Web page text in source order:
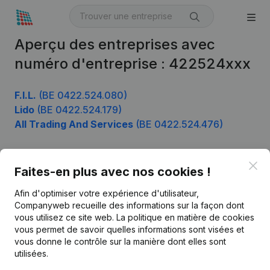
Aperçu des entreprises avec
numéro d'entreprise : 422524xxx
F.I.L. (BE 0422.524.080)
Lido (BE 0422.524.179)
All Trading And Services (BE 0422.524.476)
Faites-en plus avec nos cookies !
Afin d'optimiser votre expérience d'utilisateur,
Companyweb recueille des informations sur la façon dont
vous utilisez ce site web. La politique en matière de cookies
vous permet de savoir quelles informations sont visées et
vous donne le contrôle sur la manière dont elles sont
utilisées.
Français
Kantorenpark Everest
Produit
Informations d’entreprise
Monitoring
Recherche internationale